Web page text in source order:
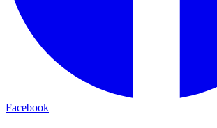
Facebook